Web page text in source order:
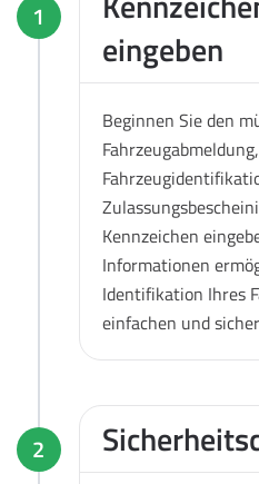
1
eingeben
Beginnen Sie den
Kennzeichen
Informationen
Identifikation Ihres
einfachen und
2